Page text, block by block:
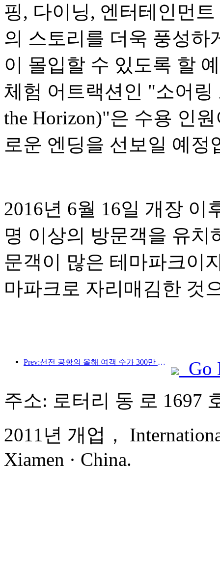
핑, 다이닝, 엔터테인먼
의 스토리를 더욱 풍성하
이 몰입할 수 있도록 할
체험 어트랙션인 "소어링
the Horizon)"은 수용 인
로운 엔딩을 선보일 예정
2016년 6월 16일 개장 이
명 이상의 방문객을 유
문객이 많은 테마파크이
마파크로 자리매김한 것
Prev:선전 공항의 올해 여객 수가 300만 명을 돌파하며 같은 기간 기준 신기록을 세웠습니다.
Go
주소: 로터리 동 로 1697
2011년 개업，
Xiamen · China.